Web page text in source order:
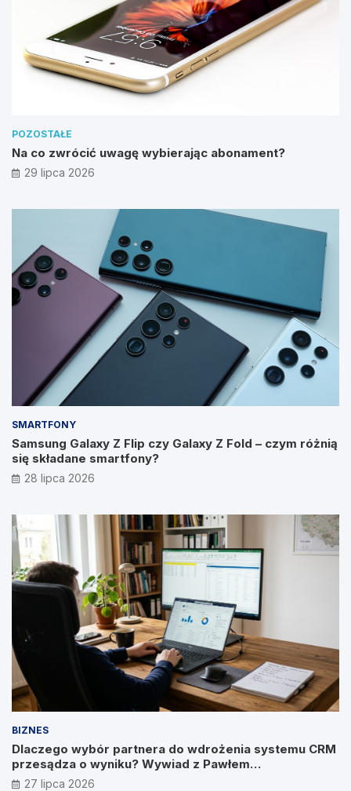
POZOSTAŁE
Na co zwrócić uwagę wybierając abonament?
29 lipca 2026
SMARTFONY
Samsung Galaxy Z Flip czy Galaxy Z Fold – czym różnią
się składane smartfony?
28 lipca 2026
BIZNES
Dlaczego wybór partnera do wdrożenia systemu CRM
przesądza o wyniku? Wywiad z Pawłem
Prymakowskim, CEO IT Vision
27 lipca 2026